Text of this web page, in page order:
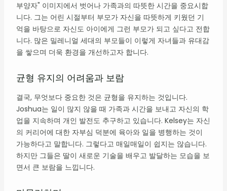
부양자" 이미지에서 벗어나 가족과의 따뜻한 시간을 중요시합
니다. 그는 어린 시절부터 부모가 자신을 따뜻하게 키웠던 기
억을 바탕으로 자신도 아이에게 그런 부모가 되고 싶다고 전합
니다. 많은 밀레니얼 세대의 부모들이 이렇게 자녀들과 유대감
을 쌓으며 더욱 환경을 개선하고자 합니다.
균형 유지의 어려움과 보람
결국, 무엇보다 중요한 것은 균형을 유지하는 것입니다.
Joshua는 일이 많지 않을 때 가족과 시간을 보내고 자신의 학
업을 지속하며 개인 발전도 추구하고 있습니다. Kelsey는 자신
의 커리어에 대한 자부심 덕분에 육아와 일을 병행하는 것이
가능하다고 말합니다. 그렇다고 매일매일이 쉽지는 않습니다.
하지만 그들은 딸이 새로운 기술을 배우고 발달하는 모습을 보
면서 큰 보람을 느낍니다.